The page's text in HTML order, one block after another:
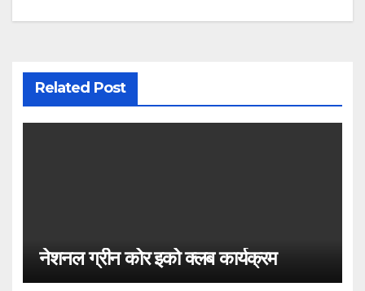
navigation
Related Post
नेशनल ग्रीन कोर इको क्लब कार्यक्रम